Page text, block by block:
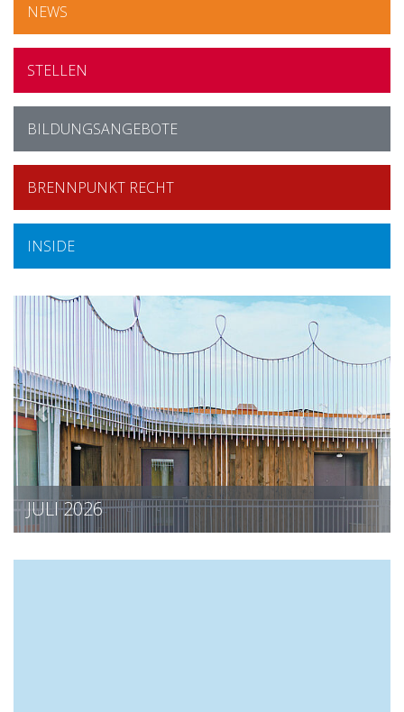
NEWS
STELLEN
BILDUNGSANGEBOTE
BRENNPUNKT RECHT
INSIDE
JULI 2026